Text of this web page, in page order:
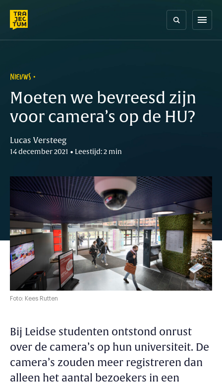
content
menu
NIEUWS
Moeten we bevreesd zijn
voor camera’s op de HU?
Lucas Versteeg
14 december 2021 • Leestijd: 2 min
Foto: Kees Rutten
Bij Leidse studenten ontstond onrust
over de camera’s op hun universiteit. De
camera’s zouden meer registreren dan
alleen het aantal bezoekers in een